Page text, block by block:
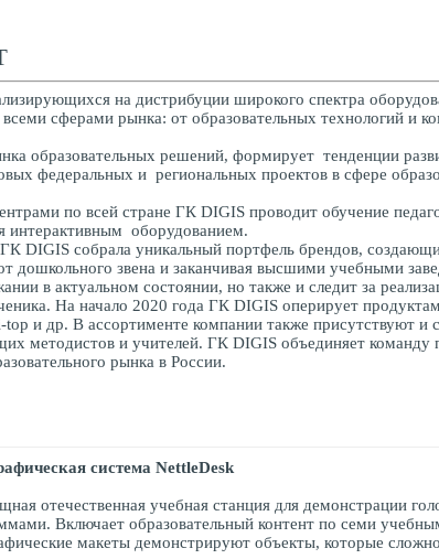
на дистрибуции широкого спектра
сферами рынка: от образовательных технологий и
образовательных решений, формирует тенденции
федеральных и региональных проектов в сфере
по всей стране ГК DIGIS проводит обучение
интерактивным оборудованием.
DIGIS собрала уникальный портфель брендов,
дошкольного звена и заканчивая высшими учебными
в актуальном состоянии, но также и следит за
На начало 2020 года ГК DIGIS оперирует
и др. В ассортименте компании также присутствуют
методистов и учителей. ГК DIGIS объединяет команду
рынка в России.
система NettleDesk
отечественная учебная станция для демонстрации
Включает образовательный контент по семи
макеты демонстрируют объекты, которые